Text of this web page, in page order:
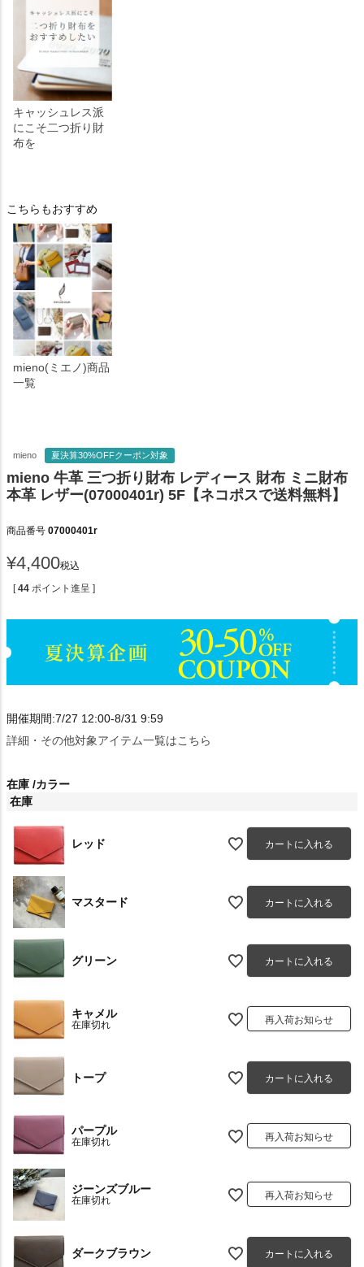
キャッシュレス派
にこそ二つ折り財
布を
こちらもおすすめ
mieno(ミエノ)商品
一覧
mieno 夏決算30%OFFクーポン対象
mieno 牛革 三つ折り財布 レディース 財布 ミニ財布
本革 レザー(07000401r) 5F【ネコポスで送料無料】
商品番号 07000401r
¥4,400税込
[ 44 ポイント進呈 ]
開催期間:7/27 12:00-8/31 9:59
詳細・その他対象アイテム一覧はこちら
在庫 カラー
在庫
レッド カートに入れる
マスタード カートに入れる
グリーン カートに入れる
キャメル
在庫切れ 再入荷お知らせ
トープ カートに入れる
パープル
在庫切れ 再入荷お知らせ
ジーンズブルー
在庫切れ 再入荷お知らせ
ダークブラウン カートに入れる